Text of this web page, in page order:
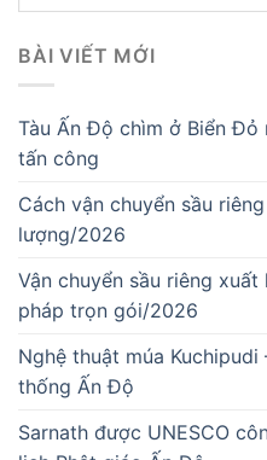
BÀI VIẾT MỚI
Tàu Ấn Độ chìm ở Biển Đỏ
tấn công
Cách vận chuyển sầu
lượng/2026
Vận chuyển sầu riêng
pháp trọn gói/2026
Nghệ thuật múa
thống Ấn Độ
Sarnath được UNESCO